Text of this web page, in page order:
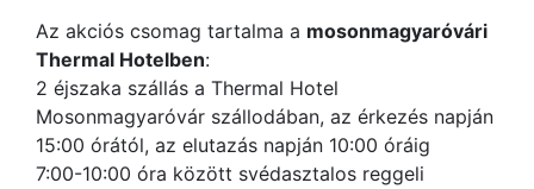
Az akciós csomag tartalma a mosonmagyaróvári
Thermal Hotelben:
2 éjszaka szállás a Thermal Hotel
Mosonmagyaróvár szállodában, az érkezés napján
15:00 órától, az elutazás napján 10:00 óráig
7:00-10:00 óra között svédasztalos reggeli